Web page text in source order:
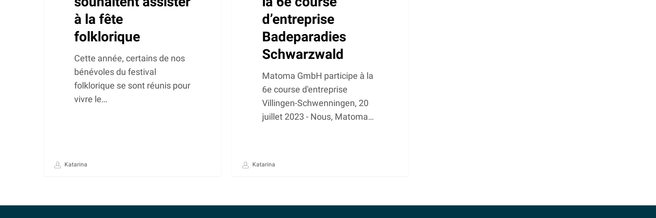
à la fête
folklorique
Cette année, certains de nos
bénévoles du festival
folklorique se sont réunis pour
vivre le…
Katarina
d’entreprise
Badeparadies
Schwarzwald
Matoma GmbH participe à la
6e course d'entreprise
Villingen-Schwenningen, 20
juillet 2023 - Nous, Matoma…
Katarina